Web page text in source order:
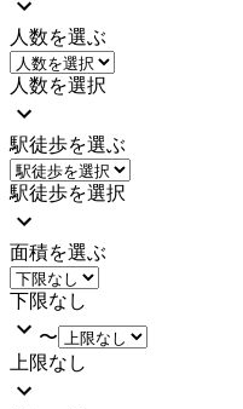
人数を選ぶ
人数を選択
駅徒歩を選ぶ
駅徒歩を選択
面積を選ぶ
下限なし
〜
上限なし